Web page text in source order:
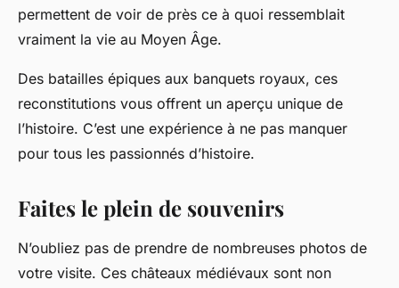
permettent de voir de près ce à quoi ressemblait
vraiment la vie au Moyen Âge.
Des batailles épiques aux banquets royaux, ces
reconstitutions vous offrent un aperçu unique de
l’histoire. C’est une expérience à ne pas manquer
pour tous les passionnés d’histoire.
Faites le plein de souvenirs
N’oubliez pas de prendre de nombreuses photos de
votre visite. Ces châteaux médiévaux sont non